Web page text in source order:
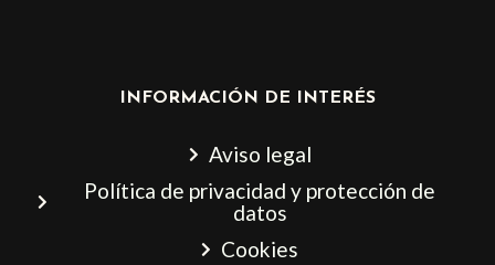
INFORMACIÓN DE INTERÉS
Aviso legal
Política de privacidad y protección de
datos
Cookies